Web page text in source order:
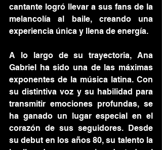
cantante logró llevar a sus fans de la
melancolía al baile, creando una
experiencia única y llena de energía.
A lo largo de su trayectoria, Ana
Gabriel ha sido una de las máximas
exponentes de la música latina. Con
su distintiva voz y su habilidad para
transmitir emociones profundas, se
ha ganado un lugar especial en el
corazón de sus seguidores. Desde
su debut en los años 80, su talento la